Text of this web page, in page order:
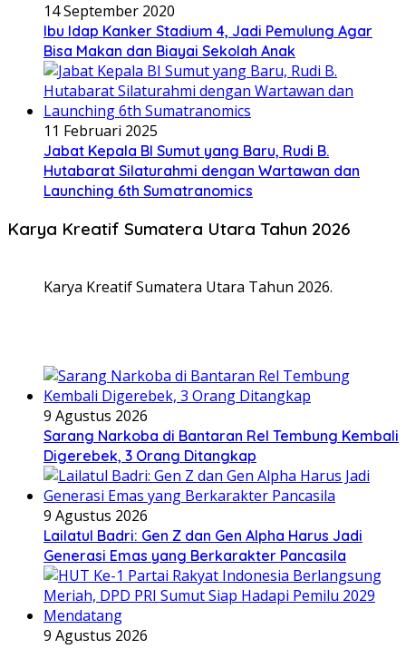
14 September 2020
Ibu Idap Kanker Stadium 4, Jadi Pemulung Agar
Bisa Makan dan Biayai Sekolah Anak
11 Februari 2025
Jabat Kepala BI Sumut yang Baru, Rudi B.
Hutabarat Silaturahmi dengan Wartawan dan
Launching 6th Sumatranomics
Karya Kreatif Sumatera Utara Tahun 2026
Karya Kreatif Sumatera Utara Tahun 2026.
9 Agustus 2026
Sarang Narkoba di Bantaran Rel Tembung Kembali
Digerebek, 3 Orang Ditangkap
9 Agustus 2026
Lailatul Badri: Gen Z dan Gen Alpha Harus Jadi
Generasi Emas yang Berkarakter Pancasila
9 Agustus 2026